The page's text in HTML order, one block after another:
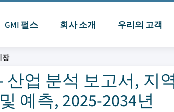
GMI 펄스 회사 소개 우리의 고객
장
산업 분석 보고서, 지
예측, 2025-2034년